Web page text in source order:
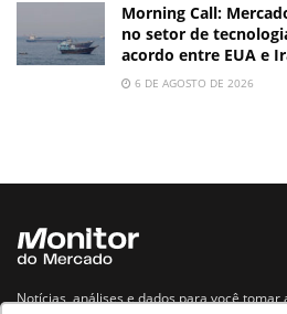
Morning Call:
no setor de
acordo entre EUA e
6 DE AGOSTO DE 2026
Notícias, análises e dados para você tomar